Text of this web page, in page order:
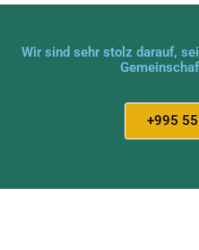
Wir sind sehr stolz darauf,
+995